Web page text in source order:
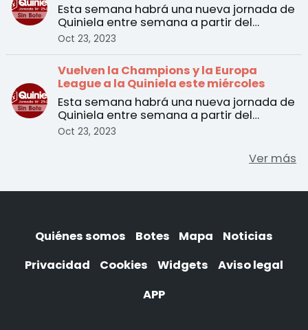
Esta semana habrá una nueva jornada de
Quiniela entre semana a partir del
Oct 23, 2023
Vuelven la Champions y la Europa
League a la Quiniela este miércoles
Esta semana habrá una nueva jornada de
Quiniela entre semana a partir del
Oct 23, 2023
Ver más
Quiénes somos Botes Mapa
Noticias
Privacidad
Cookies Widgets
Aviso legal
APP